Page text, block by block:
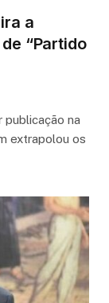
a
“Partido
na
extrapolou os